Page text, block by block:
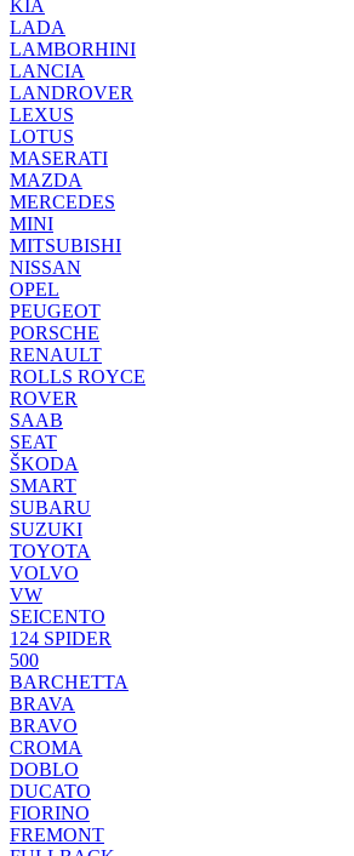
KIA
LADA
LAMBORHINI
LANCIA
LANDROVER
LEXUS
LOTUS
MASERATI
MAZDA
MERCEDES
MINI
MITSUBISHI
NISSAN
OPEL
PEUGEOT
PORSCHE
RENAULT
ROLLS ROYCE
ROVER
SAAB
SEAT
ŠKODA
SMART
SUBARU
SUZUKI
TOYOTA
VOLVO
VW
SEICENTO
124 SPIDER
500
BARCHETTA
BRAVA
BRAVO
CROMA
DOBLO
DUCATO
FIORINO
FREMONT